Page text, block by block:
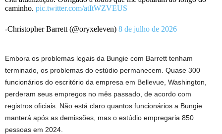
caminho. pic.twitter.com/atItWZVEUS
-Christopher Barrett (@oryxeleven) 8 de julho de 2026
Embora os problemas legais da Bungie com Barrett tenham
terminado, os problemas do estúdio permanecem. Quase 300
funcionários do escritório da empresa em Bellevue, Washington,
perderam seus empregos no mês passado, de acordo com
registros oficiais. Não está claro quantos funcionários a Bungie
manterá após as demissões, mas o estúdio empregaria 850
pessoas em 2024.